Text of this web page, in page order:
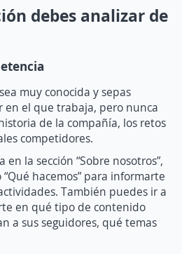
debes analizar de
muy conocida y sepas
en el que trabaja, pero nunca
de la compañía, los retos
competidores.
la sección “Sobre nosotros”,
“Qué hacemos” para informarte
También puedes ir a
en qué tipo de contenido
a sus seguidores, qué temas